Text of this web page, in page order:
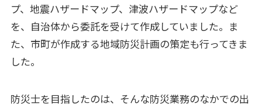
プ、地震ハザードマップ、津波ハザードマップなど
を、自治体から委託を受けて作成していました。ま
た、市町が作成する地域防災計画の策定も行ってきま
した。
防災士を目指したのは、そんな防災業務のなかでの出